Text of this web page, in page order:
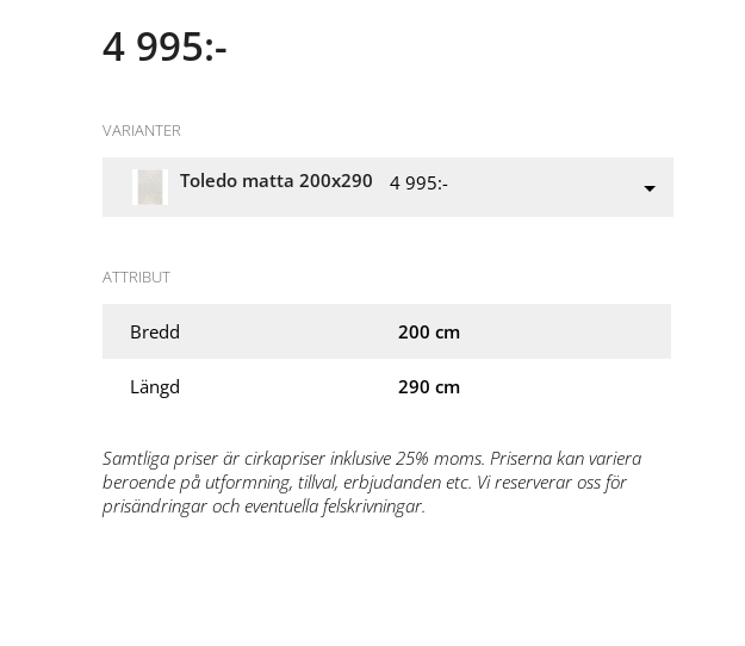
4 995:-
VARIANTER
Toledo matta 200x290 4 995:-
ATTRIBUT
Bredd 200 cm
Längd 290 cm
Samtliga priser är cirkapriser inklusive 25% moms. Priserna kan variera
beroende på utformning, tillval, erbjudanden etc. Vi reserverar oss för
prisändringar och eventuella felskrivningar.